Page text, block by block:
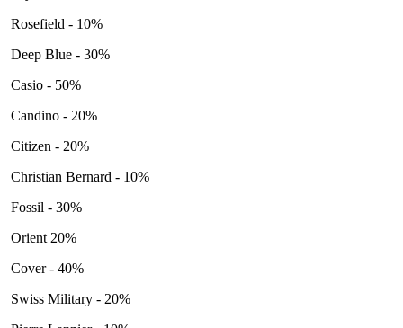
Rosefield - 10%
Deep Blue - 30%
Casio - 50%
Candino - 20%
Citizen - 20%
Christian Bernard - 10%
Fossil - 30%
Orient 20%
Cover - 40%
Swiss Military - 20%